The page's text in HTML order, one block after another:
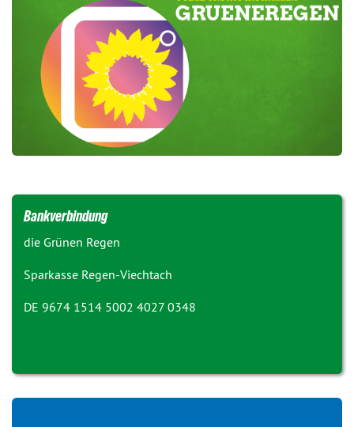
Bankverbindung
die Grünen Regen
Sparkasse Regen-Viechtach
DE 9674 1514 5002 4027 0348